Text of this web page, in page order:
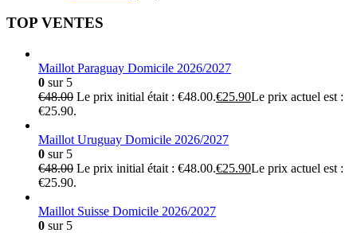
TOP VENTES
Maillot Paraguay Domicile 2026/2027
0 sur 5
€48.00 Le prix initial était : €48.00.€25.90Le prix actuel est :
€25.90.
Maillot Uruguay Domicile 2026/2027
0 sur 5
€48.00 Le prix initial était : €48.00.€25.90Le prix actuel est :
€25.90.
Maillot Suisse Domicile 2026/2027
0 sur 5